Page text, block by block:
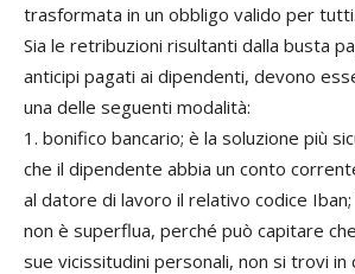
trasformata in un obbligo valido per tutti.
Sia le retribuzioni risultanti dalla busta
anticipi pagati ai dipendenti, devono
una delle seguenti modalità:
1. bonifico bancario; è la soluzione più
che il dipendente abbia un conto
al datore di lavoro il relativo codice
non è superflua, perché può capitare
sue vicissitudini personali, non si trovi